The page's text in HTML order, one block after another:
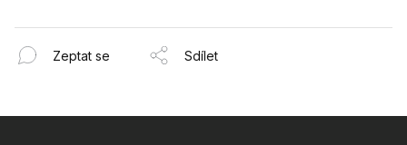
Zeptat se Sdílet